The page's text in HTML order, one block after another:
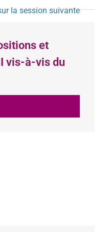
la session suivante
et
vis-à-vis du